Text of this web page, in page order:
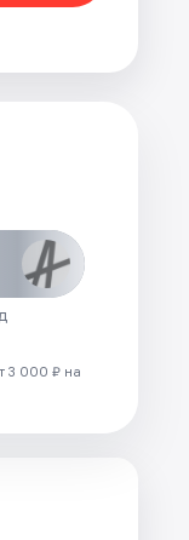
3 000 ₽ на